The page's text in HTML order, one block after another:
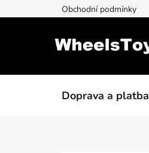
na
Obchodní podmínky
Doprava a platba